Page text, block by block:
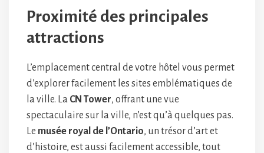
Proximité des principales
attractions
L’emplacement central de votre hôtel vous permet
d’explorer facilement les sites emblématiques de
la ville. La CN Tower, offrant une vue
spectaculaire sur la ville, n’est qu’à quelques pas.
Le musée royal de l’Ontario, un trésor d’art et
d’histoire, est aussi facilement accessible, tout